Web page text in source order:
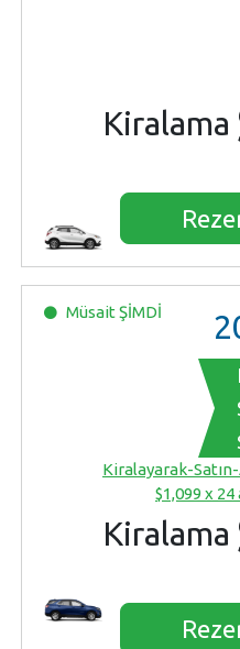
Kiralama
Müsait ŞİMDİ
Kiralayarak-
$1,099 x 24
Kiralama